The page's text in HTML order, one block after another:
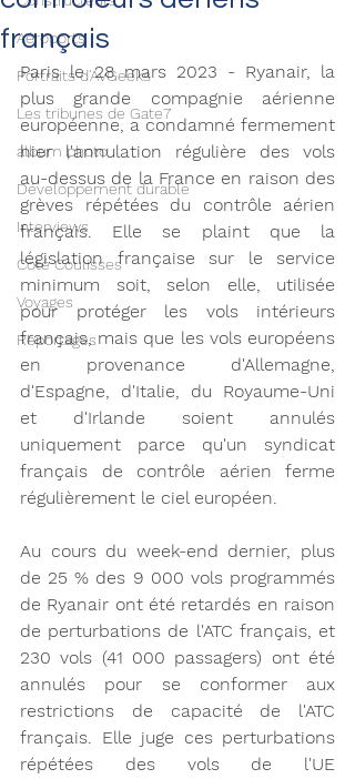
Aéroports
Portraits d'AvGeeks
Les tribunes de Gate7
album photo
Développement durable
Interviews
Coté Coulisses
Voyages
Reportages
français
Paris le 28 mars 2023 - Ryanair, la
plus grande compagnie aérienne
européenne, a condamné fermement
hier l'annulation régulière des vols
au-dessus de la France en raison des
grèves répétées du contrôle aérien
français. Elle se plaint que la
législation française sur le service
minimum soit, selon elle, utilisée
pour protéger les vols intérieurs
français, mais que les vols européens
en provenance d'Allemagne,
d'Espagne, d'Italie, du Royaume-Uni
et d'Irlande soient annulés
uniquement parce qu'un syndicat
français de contrôle aérien ferme
régulièrement le ciel européen.
Au cours du week-end dernier, plus
de 25 % des 9 000 vols programmés
de Ryanair ont été retardés en raison
de perturbations de l'ATC français, et
230 vols (41 000 passagers) ont été
annulés pour se conformer aux
restrictions de capacité de l'ATC
français. Elle juge ces perturbations
répétées des vols de l'UE